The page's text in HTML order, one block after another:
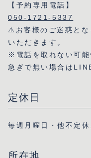
【予約専用電話】
050-1721-5337
⚠️お客様のご迷惑とな
いただきます。
※電話を取れない可能
急ぎで無い場合は
定休日
毎週月曜日・他不定休